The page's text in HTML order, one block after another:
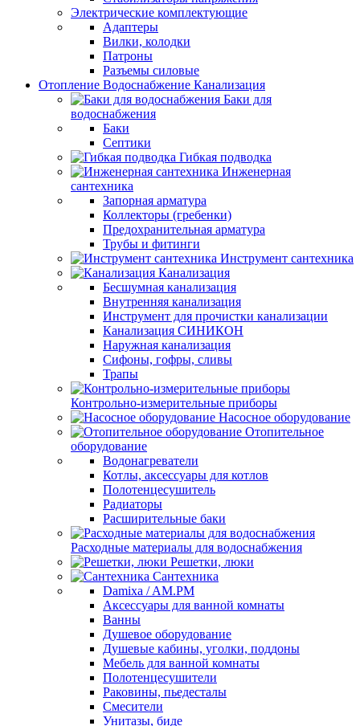
Электрические комплектующие
Адаптеры
Вилки, колодки
Патроны
Разъемы силовые
Отопление Водоснабжение Канализация
Баки для
водоснабжения
Баки
Септики
Гибкая подводка
Инженерная
сантехника
Запорная арматура
Коллекторы (гребенки)
Предохранительная арматура
Трубы и фитинги
Инструмент сантехника
Канализация
Бесшумная канализация
Внутренняя канализация
Инструмент для прочистки канализации
Канализация СИНИКОН
Наружная канализация
Сифоны, гофры, сливы
Трапы
Контрольно-измерительные приборы
Насосное оборудование
Отопительное
оборудование
Водонагреватели
Котлы, аксессуары для котлов
Полотенцесушитель
Радиаторы
Расширительные баки
Расходные материалы для водоснабжения
Решетки, люки
Сантехника
Damixa / AM.PM
Аксессуары для ванной комнаты
Ванны
Душевое оборудование
Душевые кабины, уголки, поддоны
Мебель для ванной комнаты
Полотенцесушители
Раковины, пьедесталы
Смесители
Унитазы, биде